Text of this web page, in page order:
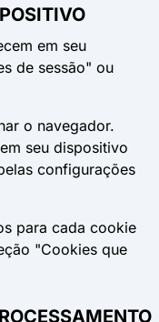
em seu
de sessão" ou
o navegador.
seu dispositivo
configurações
para cada cookie
"Cookies que